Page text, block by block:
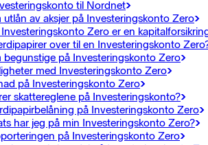
til Nordnet
av aksjer på Investeringskonto Zero
Zero er en
over til en Investeringskonto
begunstige på Investeringskonto Zero
med Investeringskonto Zero
på Investeringskonto Zero
skattereglene på Investeringskonto?
på Investeringskonto Zero
har jeg på min Investeringskonto Zero?
på Investeringskonto Zero